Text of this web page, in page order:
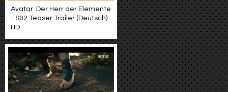
Avatar: Der Herr der Elemente
- S02 Teaser Trailer (Deutsch)
HD